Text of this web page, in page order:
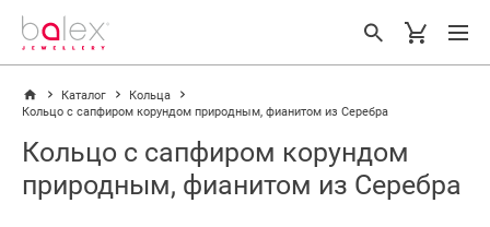
Каталог
Кольца
Кольцо с сапфиром корундом природным, фианитом из Серебра
Кольцо с сапфиром корундом
природным, фианитом из Серебра